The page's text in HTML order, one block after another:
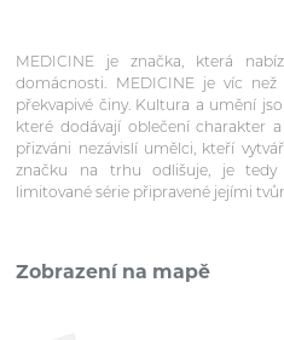
MEDICINE je značka, která
domácnosti. MEDICINE je víc
překvapivé činy. Kultura a umění
které dodávají oblečení charakter
přizváni nezávislí umělci, kteří
značku na trhu odlišuje, je tedy
limitované série připravené jejími
Zobrazení na mapě